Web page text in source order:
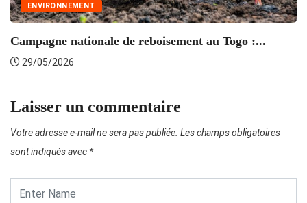
ENVIRONNEMENT
Campagne nationale de reboisement au Togo :...
29/05/2026
Laisser un commentaire
Votre adresse e-mail ne sera pas publiée. Les champs obligatoires
sont indiqués avec *